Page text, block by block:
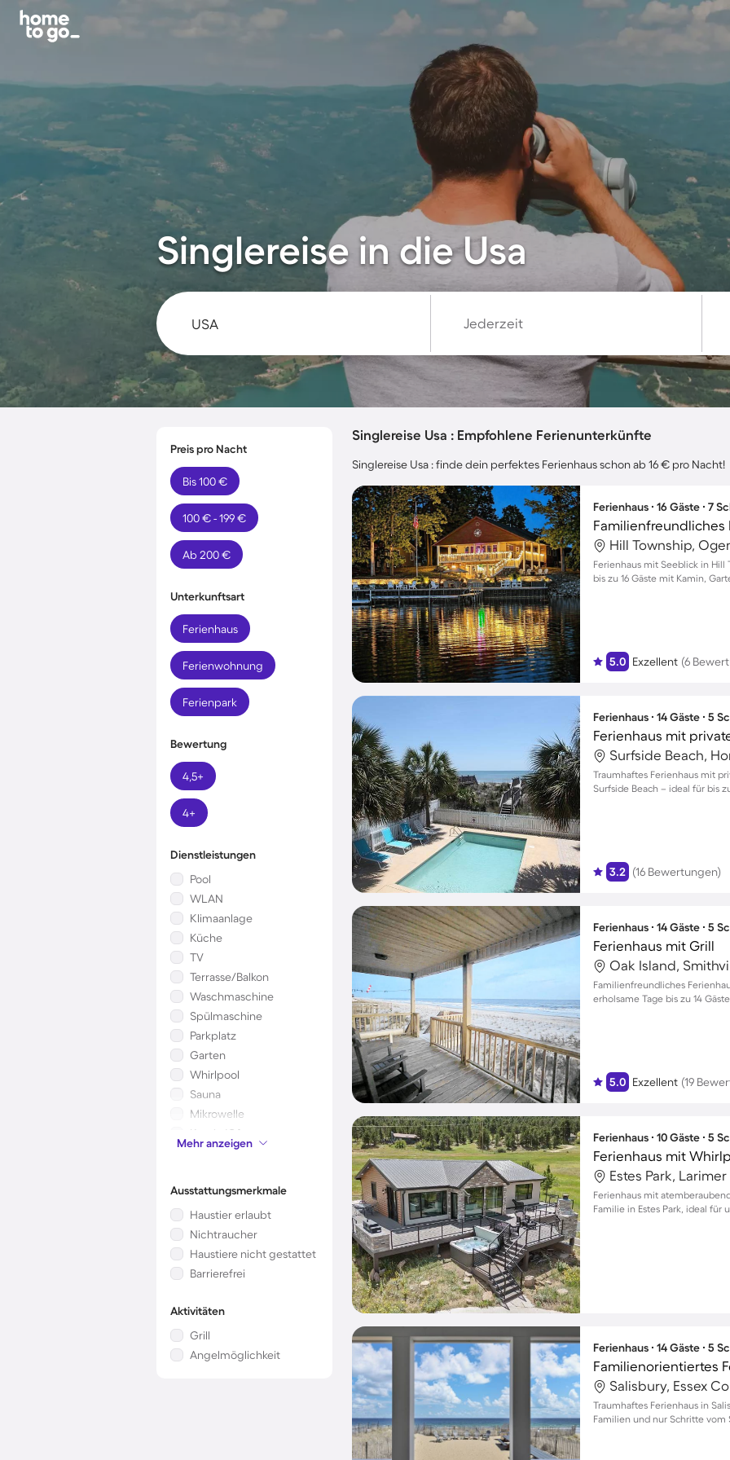
Singlereise in die Usa
Jederzeit
Preis pro Nacht
Bis 100 €
100 € - 199 €
Ab 200 €
Unterkunftsart
Ferienhaus
Ferienwohnung
Ferienpark
Bewertung
4,5+
4+
Dienstleistungen
Pool
WLAN
Klimaanlage
Küche
TV
Terrasse/Balkon
Waschmaschine
Spülmaschine
Parkplatz
Garten
Whirlpool
Sauna
Mikrowelle
Kamin/Ofen
Kinderbett
Mehr anzeigen
Ausstattungsmerkmale
Haustier erlaubt
Nichtraucher
Haustiere nicht gestattet
Barrierefrei
Aktivitäten
Grill
Angelmöglichkeit
Singlereise Usa : Empfohlene Ferienunterkünfte
Singlereise Usa : finde dein perfektes Ferienhaus schon ab 16 € pro Nacht!
Ferienhaus ∙ 16 Gäste ∙ 7
Hill Township,
Ferienhaus mit Seeblick in Hill
bis zu 16 Gäste mit Kamin,
5.0 Exzellent (6
Ferienhaus ∙ 14 Gäste ∙ 5
Ferienhaus mit
Traumhaftes Ferienhaus mit
Surfside Beach – ideal für bis
3.2 (16 Bewertungen)
Ferienhaus ∙ 14 Gäste ∙ 5
Ferienhaus mit Grill
Oak Island,
Familienfreundliches
erholsame Tage bis zu 14 Gäste
5.0 Exzellent (19
Ferienhaus ∙ 10 Gäste ∙ 5
Estes Park,
Ferienhaus mit
Familie in Estes Park, ideal für
Ferienhaus ∙ 14 Gäste ∙ 5
Salisbury, Essex
Traumhaftes Ferienhaus in
Familien und nur Schritte vom